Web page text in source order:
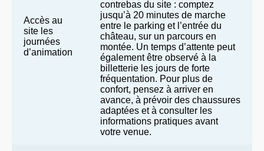
Accès au
site les
journées
d’animation
contrebas du site : comptez
jusqu’à 20 minutes de marche
entre le parking et l’entrée du
château, sur un parcours en
montée. Un temps d’attente peut
également être observé à la
billetterie les jours de forte
fréquentation. Pour plus de
confort, pensez à arriver en
avance, à prévoir des chaussures
adaptées et à consulter les
informations pratiques avant
votre venue.